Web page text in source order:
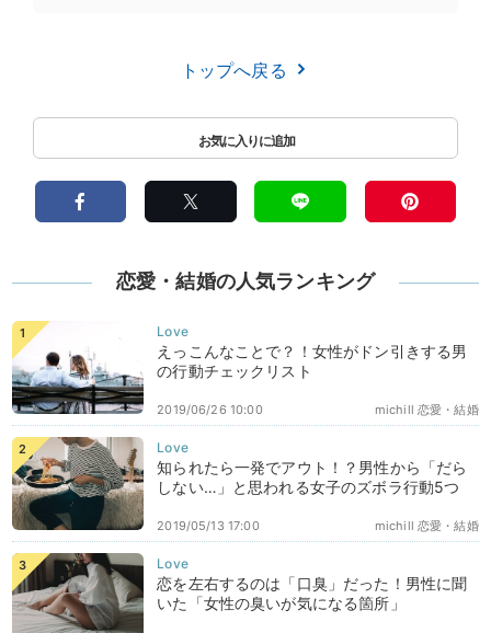
トップへ戻る
恋愛・結婚の人気ランキング
えっこんなことで？！女性がドン引きする男
の行動チェックリスト
michill 恋愛・結婚
2019/06/26 10:00
知られたら一発でアウト！？男性から「だら
しない…」と思われる女子のズボラ行動5つ
michill 恋愛・結婚
2019/05/13 17:00
恋を左右するのは「口臭」だった！男性に聞
いた「女性の臭いが気になる箇所」